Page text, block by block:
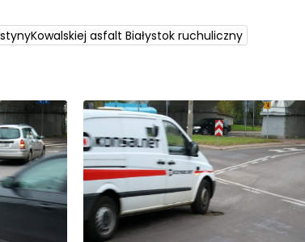
asfalt Białystok ruchuliczny